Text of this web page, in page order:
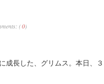
(0)
成長した、グリムス。本日、３